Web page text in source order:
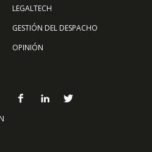
LEGALTECH
GESTIÓN DEL DESPACHO
OPINIÓN